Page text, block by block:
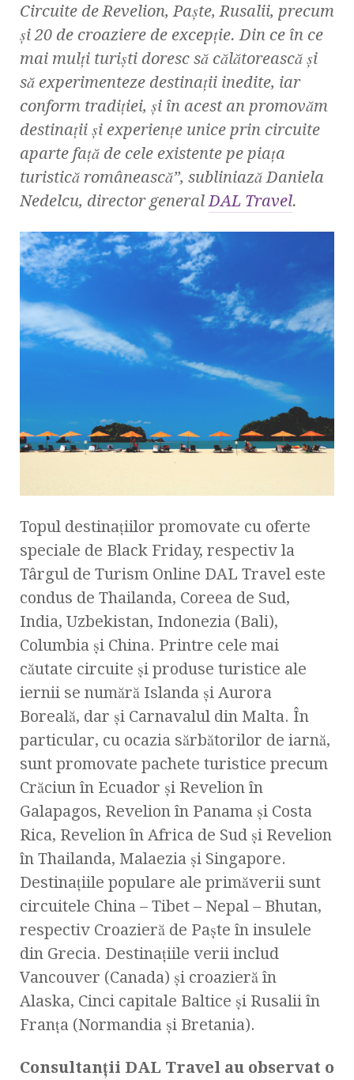
Circuite de Revelion, Paște, Rusalii, precum
și 20 de croaziere de excepție. Din ce în ce
mai mulți turiști doresc să călătorească și
să experimenteze destinații inedite, iar
conform tradiției, și în acest an promovăm
destinații și experiențe unice prin circuite
aparte față de cele existente pe piața
turistică românească”, subliniază Daniela
Nedelcu, director general DAL Travel.
Topul destinațiilor promovate cu oferte
speciale de Black Friday, respectiv la
Târgul de Turism Online DAL Travel este
condus de Thailanda, Coreea de Sud,
India, Uzbekistan, Indonezia (Bali),
Columbia și China. Printre cele mai
căutate circuite și produse turistice ale
iernii se numără Islanda și Aurora
Boreală, dar și Carnavalul din Malta. În
particular, cu ocazia sărbătorilor de iarnă,
sunt promovate pachete turistice precum
Crăciun în Ecuador și Revelion în
Galapagos, Revelion în Panama și Costa
Rica, Revelion în Africa de Sud și Revelion
în Thailanda, Malaezia și Singapore.
Destinațiile populare ale primăverii sunt
circuitele China – Tibet – Nepal – Bhutan,
respectiv Croazieră de Paște în insulele
din Grecia. Destinațiile verii includ
Vancouver (Canada) și croazieră în
Alaska, Cinci capitale Baltice și Rusalii în
Franța (Normandia și Bretania).
Consultanții DAL Travel au observat o